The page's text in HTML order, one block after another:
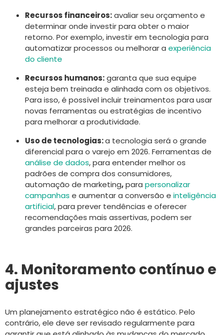
Recursos financeiros:avaliar seu orçamento e
determinar onde investir para obter o maior
retorno. Por exemplo, investir em tecnologia para
automatizar processos ou melhorar a experiência
do cliente
Recursos humanos:garanta que sua equipe
esteja bem treinada e alinhada com os objetivos.
Para isso, é possível incluir treinamentos para usar
novas ferramentas ou estratégias de incentivo
para melhorar a produtividade.
Uso de tecnologias:a tecnologia será o grande
diferencial para o varejo em 2026. Ferramentas de
análise de dados, para entender melhor os
padrões de compra dos consumidores,
automação de marketing,para personalizar
campanhas e aumentar a conversão e inteligência
artificial, para prever tendências e oferecer
recomendações mais assertivas, podem ser
grandes parceiras para 2026.
4. Monitoramento contínuo e
ajustes
Um planejamento estratégico não é estático. Pelo
contrário, ele deve ser revisado regularmente para